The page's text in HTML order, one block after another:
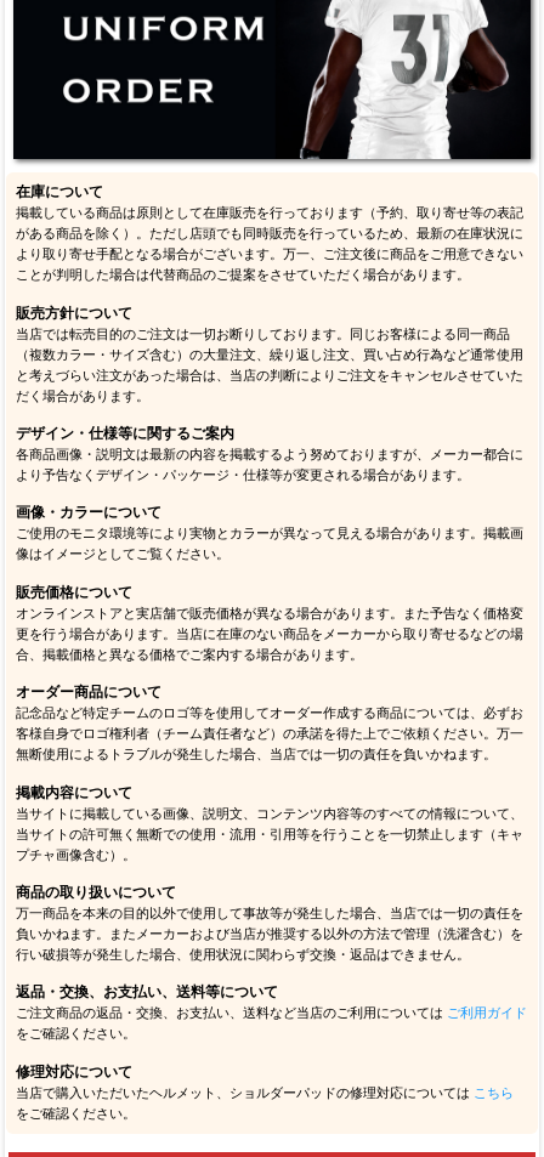
在庫について
掲載している商品は原則として在庫販売を行っております（予約、取り寄せ等の表記
がある商品を除く）。ただし店頭でも同時販売を行っているため、最新の在庫状況に
より取り寄せ手配となる場合がございます。万一、ご注文後に商品をご用意できない
ことが判明した場合は代替商品のご提案をさせていただく場合があります。
販売方針について
当店では転売目的のご注文は一切お断りしております。同じお客様による同一商品
（複数カラー・サイズ含む）の大量注文、繰り返し注文、買い占め行為など通常使用
と考えづらい注文があった場合は、当店の判断によりご注文をキャンセルさせていた
だく場合があります。
デザイン・仕様等に関するご案内
各商品画像・説明文は最新の内容を掲載するよう努めておりますが、メーカー都合に
より予告なくデザイン・パッケージ・仕様等が変更される場合があります。
画像・カラーについて
ご使用のモニタ環境等により実物とカラーが異なって見える場合があります。掲載画
像はイメージとしてご覧ください。
販売価格について
オンラインストアと実店舗で販売価格が異なる場合があります。また予告なく価格変
更を行う場合があります。当店に在庫のない商品をメーカーから取り寄せるなどの場
合、掲載価格と異なる価格でご案内する場合があります。
オーダー商品について
記念品など特定チームのロゴ等を使用してオーダー作成する商品については、必ずお
客様自身でロゴ権利者（チーム責任者など）の承諾を得た上でご依頼ください。万一
無断使用によるトラブルが発生した場合、当店では一切の責任を負いかねます。
掲載内容について
当サイトに掲載している画像、説明文、コンテンツ内容等のすべての情報について、
当サイトの許可無く無断での使用・流用・引用等を行うことを一切禁止します（キャ
プチャ画像含む）。
商品の取り扱いについて
万一商品を本来の目的以外で使用して事故等が発生した場合、当店では一切の責任を
負いかねます。またメーカーおよび当店が推奨する以外の方法で管理（洗濯含む）を
行い破損等が発生した場合、使用状況に関わらず交換・返品はできません。
返品・交換、お支払い、送料等について
ご注文商品の返品・交換、お支払い、送料など当店のご利用については ご利用ガイド
をご確認ください。
修理対応について
当店で購入いただいたヘルメット、ショルダーパッドの修理対応については こちら
をご確認ください。